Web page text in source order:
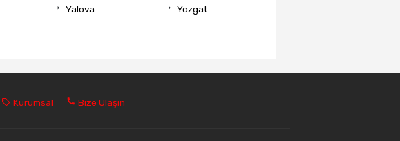
Yalova
Yozgat
Kurumsal Bize Ulaşın